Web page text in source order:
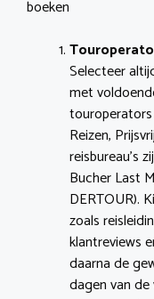
boeken
Selecteer
met
touroperators
Reizen,
reisbureau’s
Bucher Last
DERTOUR).
zoals
klantreviews
daarna de
dagen van